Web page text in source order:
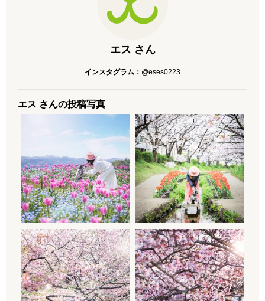
エス さん
インスタグラム： @eses0223
エス さんの投稿写真